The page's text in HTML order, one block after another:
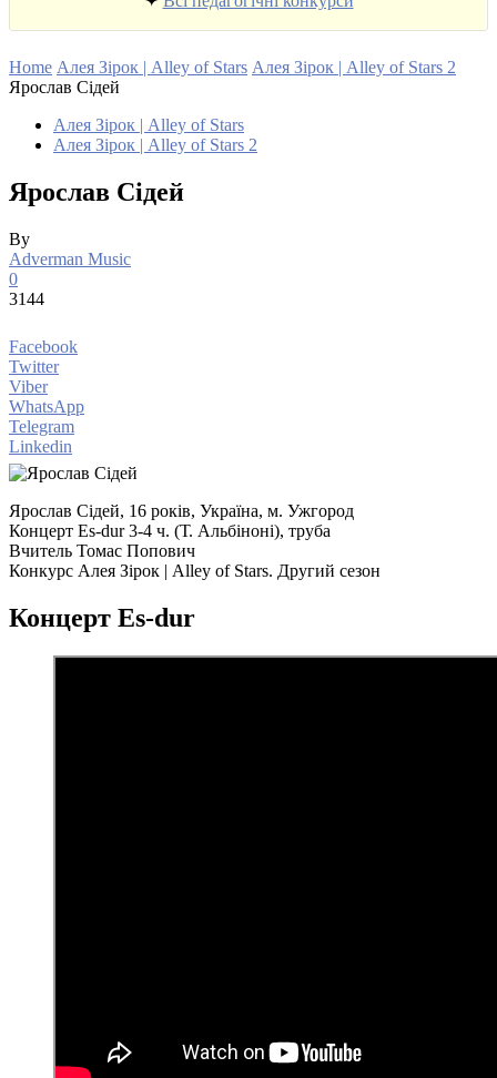
Home Алея Зірок | Alley of Stars Алея Зірок | Alley of Stars 2
Ярослав Сідей
Алея Зірок | Alley of Stars
Алея Зірок | Alley of Stars 2
Ярослав Сідей
By
Adverman Music
0
3144
Facebook
Twitter
Viber
WhatsApp
Telegram
Linkedin
Ярослав Сідей, 16 років, Україна, м. Ужгород
Концерт Es-dur 3-4 ч. (Т. Альбіноні), труба
Вчитель Томас Попович
Конкурс Алея Зірок | Alley of Stars. Другий сезон
Концерт Es-dur